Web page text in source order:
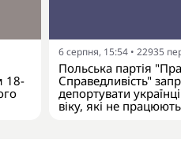
18-
6 серпня, 15:54 • 22935
Польська партія
Справедливість"
депортувати
віку, які не